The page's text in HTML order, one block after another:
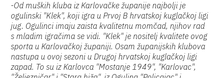
-Od muških kluba iz Karlovačke županije najbolji je
ogulinski "Klek", koji igra u Prvoj B hrvatskoj kuglačkoj ligi
jug. Ogulinci imaju zaista kvalitetnu momčad, njihov rad
s mladim igračima se vidi. "Klek" je nositelj kvalitete ovog
sporta u Karlovačkoj županiji. Osam županijskih klubova
nastupa u ovoj sezoni u Drugoj hrvatskoj kuglačkoj ligi
zapad. To su iz Karlovca "Mostanje 1949", "Karlovac",